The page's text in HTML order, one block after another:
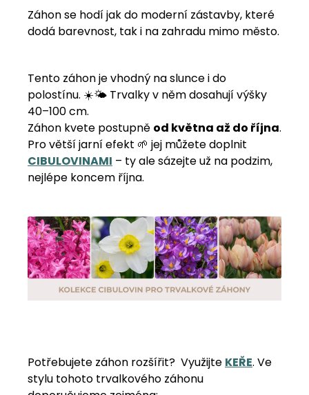
Záhon se hodí jak do moderní zástavby, které
dodá barevnost, tak i na zahradu mimo město.
Tento záhon je vhodný na slunce i do
polostínu. ☀️🌤️ Trvalky v něm dosahují výšky
40–100 cm.
Záhon kvete postupně od května až do října.
Pro větší jarní efekt 🌱 jej můžete doplnit
CIBULOVINAMI – ty ale sázejte už na podzim,
nejlépe koncem října.
Potřebujete záhon rozšířit? Využijte KEŘE. Ve
stylu tohoto trvalkového záhonu